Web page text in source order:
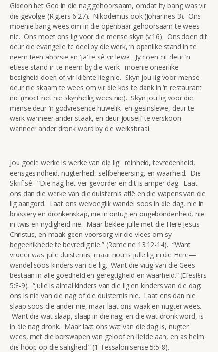
Gideon het God in die nag gehoorsaam, omdat hy bang was vir
die gevolge (Rigters 6:27). Nikodemus ook (Johannes 3). Ons
moenie bang wees om in die openbaar gehoorsaam te wees
nie. Ons moet ons lig voor die mense skyn (v.16). Ons doen dit
deur die evangelie te deel by die werk, ‘n openlike stand in te
neem teen aborsie en ‘ja’ te sê vir lewe. Jy doen dit deur ‘n
etiese stand in te neem by die werk: moenie oneerlike
besigheid doen of vir kliënte lieg nie. Skyn jou lig voor mense
deur nie skaam te wees om vir die kos te dank in ‘n restaurant
nie (moet net nie skynheilig wees nie). Skyn jou lig voor die
mense deur ‘n godvresende huwelik- en gesinslewe, deur te
werk wanneer ander staak, en deur jouself te verskoon
wanneer ander dronk word by die werksbraai.
Jou goeie werke is werke van die lig: reinheid, tevredenheid,
eensgesindheid, nugterheid, selfbeheersing, en waarheid. Die
Skrif sê: “Die nag het ver gevorder en dit is amper dag. Laat
ons dan die werke van die duisternis aflê en die wapens van die
lig aangord. Laat ons welvoeglik wandel soos in die dag, nie in
brassery en dronkenskap, nie in ontug en ongebondenheid, nie
in twis en nydigheid nie. Maar beklee julle met die Here Jesus
Christus, en maak geen voorsorg vir die vlees om sy
begeerlikhede te bevredig nie.” (Romeine 13:12-14). “Want
vroeër was julle duisternis, maar nou is julle lig in die Here—
wandel soos kinders van die lig. Want die vrug van die Gees
bestaan in alle goedheid en geregtigheid en waarheid.” (Efesiërs
5:8-9). “Julle is almal kinders van die lig en kinders van die dag;
ons is nie van die nag of die duisternis nie. Laat ons dan nie
slaap soos die ander nie, maar laat ons waak en nugter wees.
Want die wat slaap, slaap in die nag; en die wat dronk word, is
in die nag dronk. Maar laat ons wat van die dag is, nugter
wees, met die borswapen van geloof en liefde aan, en as helm
die hoop op die saligheid.” (1 Tessalonisense 5:5-8).